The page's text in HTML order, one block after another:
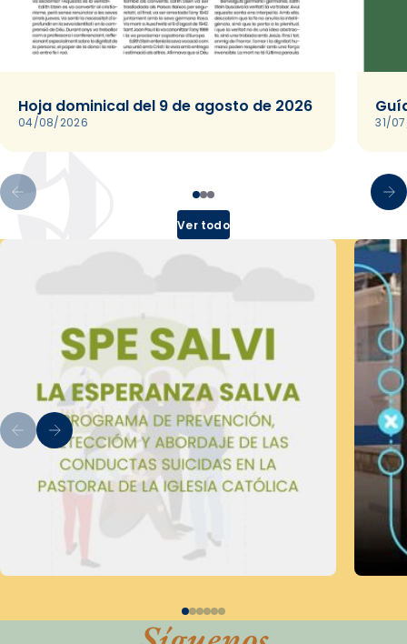
Hoja dominical del 9 de agosto de 2026
04/08/2026 31/
Ver todo